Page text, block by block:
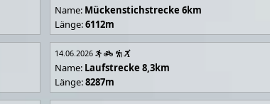
Name: Mückenstichstrecke 6km
Länge:6112m
14.06.2026
Name: Laufstrecke 8,3km
Länge:8287m